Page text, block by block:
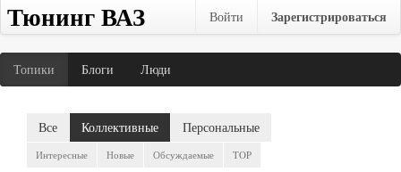
Тюнинг ВАЗ Войти Зарегистрироваться
Топики Блоги Люди
Все Коллективные Персональные
Интересные Новые Обсуждаемые TOP